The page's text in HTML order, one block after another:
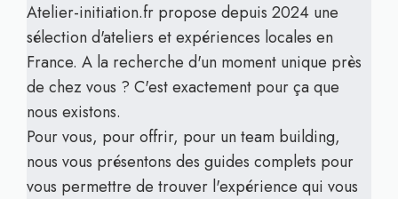
Atelier-initiation.fr propose depuis 2024 une
sélection d'ateliers et expériences locales en
France. A la recherche d'un moment unique près
de chez vous ? C'est exactement pour ça que
nous existons.
Pour vous, pour offrir, pour un team building,
nous vous présentons des guides complets pour
vous permettre de trouver l'expérience qui vous